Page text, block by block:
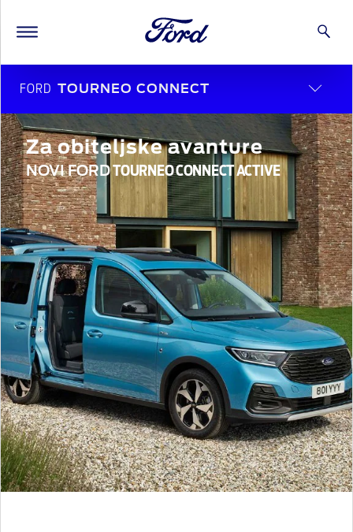
FORD TOURNEO CONNECT
Za obiteljske avanture
NOVI FORDTOURNEO CONNECT ACTIVE